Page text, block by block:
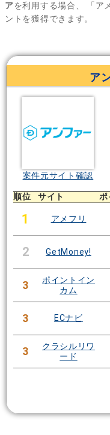
アを利用する場合、 「ア
ントを獲得できます。
ア
案件元サイト確認
順位 サイト ポ
1 アメフリ
2 GetMoney!
3
ポイントイン
カム
3 ECナビ
3
クラシルリワ
ード